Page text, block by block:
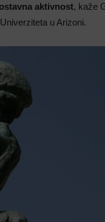
aktivnost, kaže
u Arizoni.